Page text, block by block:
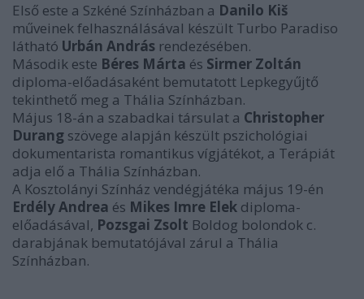
Első este a Szkéné Színházban a Danilo Kiš
műveinek felhasználásával készült Turbo Paradiso
látható Urbán András rendezésében.
Második este Béres Márta és Sirmer Zoltán
diploma-előadásaként bemutatott Lepkegyűjtő
tekinthető meg a Thália Színházban.
Május 18-án a szabadkai társulat a Christopher
Durang szövege alapján készült pszichológiai
dokumentarista romantikus vígjátékot, a Terápiát
adja elő a Thália Színházban.
A Kosztolányi Színház vendégjátéka május 19-én
Erdély Andrea és Mikes Imre Elek diploma-
előadásával, Pozsgai Zsolt Boldog bolondok c.
darabjának bemutatójával zárul a Thália
Színházban.